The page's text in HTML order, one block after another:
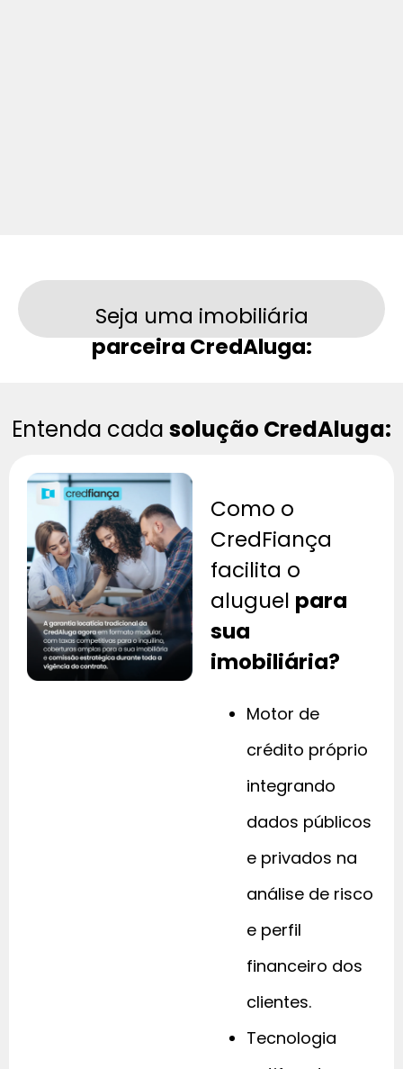
Seja uma imobiliária
parceira CredAluga:
Entenda cada solução CredAluga:
Como o
CredFiança
facilita o
aluguel para
sua
imobiliária?
Motor de
crédito próprio
integrando
dados públicos
e privados na
análise de risco
e perfil
financeiro dos
clientes.
Tecnologia